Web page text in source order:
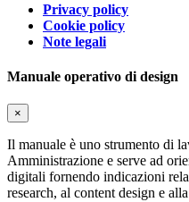
Privacy policy
Cookie policy
Note legali
Manuale operativo di design
×
Il manuale è uno strumento di
Amministrazione e serve ad
digitali fornendo indicazioni
research, al content design e